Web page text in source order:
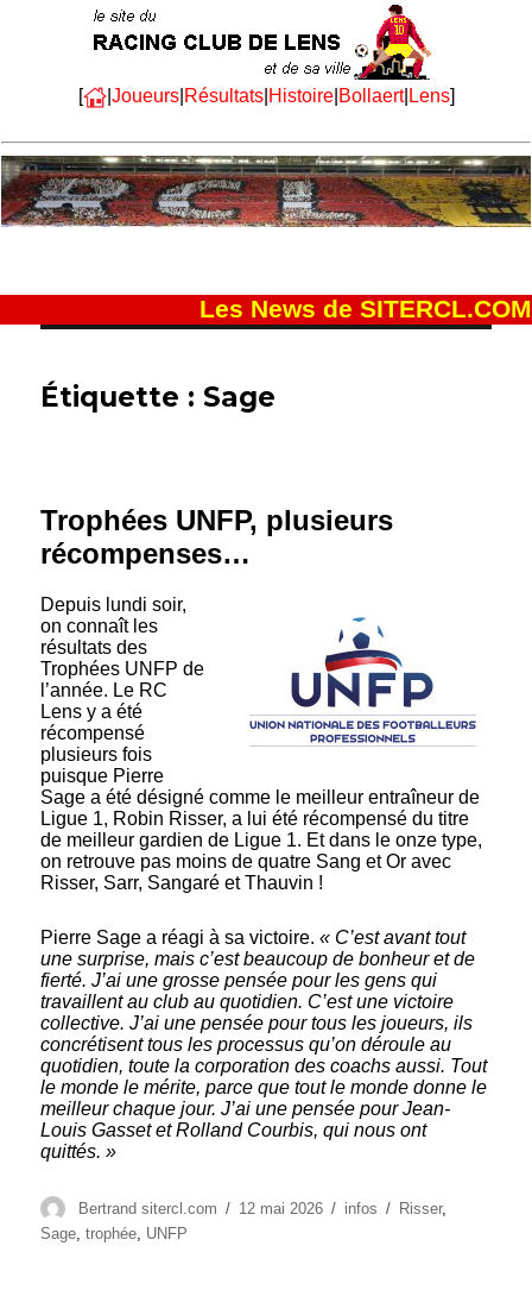
[ | Joueurs| Résultats| Histoire| Bollaert| Lens]
Les News de SITERCL.COM
Étiquette :Sage
Trophées UNFP, plusieurs
récompenses…
Depuis lundi soir,
on connaît les
résultats des
Trophées UNFP de
l’année. Le RC
Lens y a été
récompensé
plusieurs fois
puisque Pierre
Sage a été désigné comme le meilleur entraîneur de
Ligue 1, Robin Risser, a lui été récompensé du titre
de meilleur gardien de Ligue 1. Et dans le onze type,
on retrouve pas moins de quatre Sang et Or avec
Risser, Sarr, Sangaré et Thauvin !
Pierre Sage a réagi à sa victoire.« C’est avant tout
une surprise, mais c’est beaucoup de bonheur et de
fierté. J’ai une grosse pensée pour les gens qui
travaillent au club au quotidien. C’est une victoire
collective. J’ai une pensée pour tous les joueurs, ils
concrétisent tous les processus qu’on déroule au
quotidien, toute la corporation des coachs aussi. Tout
le monde le mérite, parce que tout le monde donne le
meilleur chaque jour. J’ai une pensée pour Jean-
Louis Gasset et Rolland Courbis, qui nous ont
quittés. »
Auteur
Bertrand sitercl.com
Publié
12 mai 2026 Catégories
infos Étiquettes
Risser,
Sage,trophée, UNFP